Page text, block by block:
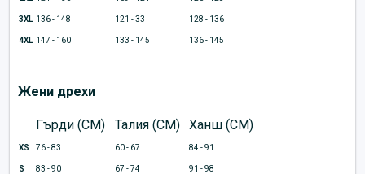
3XL 136 - 148 121 - 33 128 - 136
4XL 147 - 160 133 - 145 136 - 145
Жени дрехи
Гърди (CM) Талия (CM) Ханш (CM)
XS 76 - 83 60 - 67 84 - 91
S 83 - 90 67 - 74 91 - 98